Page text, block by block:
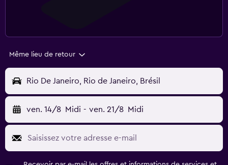
Même lieu de retour
Rio De Janeiro, Rio de Janeiro, Brésil
ven. 14/8 Midi - ven. 21/8 Midi